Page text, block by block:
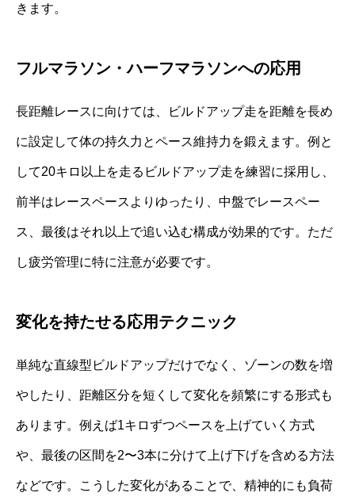
きます。
フルマラソン・ハーフマラソンへの応用
長距離レースに向けては、ビルドアップ走を距離を長め
に設定して体の持久力とペース維持力を鍛えます。例と
して20キロ以上を走るビルドアップ走を練習に採用し、
前半はレースペースよりゆったり、中盤でレースペー
ス、最後はそれ以上で追い込む構成が効果的です。ただ
し疲労管理に特に注意が必要です。
変化を持たせる応用テクニック
単純な直線型ビルドアップだけでなく、ゾーンの数を増
やしたり、距離区分を短くして変化を頻繁にする形式も
あります。例えば1キロずつペースを上げていく方式
や、最後の区間を2〜3本に分けて上げ下げを含める方法
などです。こうした変化があることで、精神的にも負荷